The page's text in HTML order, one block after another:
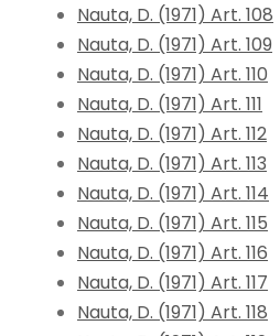
Nauta, D. (1971) Art. 108
Nauta, D. (1971) Art. 109
Nauta, D. (1971) Art. 110
Nauta, D. (1971) Art. 111
Nauta, D. (1971) Art. 112
Nauta, D. (1971) Art. 113
Nauta, D. (1971) Art. 114
Nauta, D. (1971) Art. 115
Nauta, D. (1971) Art. 116
Nauta, D. (1971) Art. 117
Nauta, D. (1971) Art. 118